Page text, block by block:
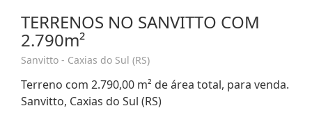
TERRENOS NO SANVITTO COM
2.790m²
Sanvitto - Caxias do Sul (RS)
Terreno com 2.790,00 m² de área total, para venda.
Sanvitto, Caxias do Sul (RS)